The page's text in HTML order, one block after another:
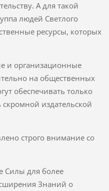
А для такой
людей Светлого
ресурсы, которых
и организационные
на общественных
обеспечивать только
издательской
строго внимание со
Силы для более
Знаний о